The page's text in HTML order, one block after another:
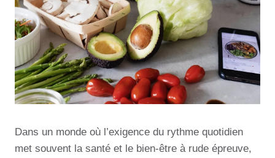
Dans un monde où l’exigence du rythme quotidien
met souvent la santé et le bien-être à rude épreuve,